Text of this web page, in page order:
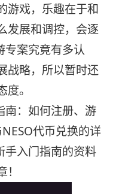
游戏，乐趣在于和
发展和调控，会逐
专案究竟有多认
战略，所以暂时还
。
南：如何注册、游
代币兑换的详
手入门指南的资料